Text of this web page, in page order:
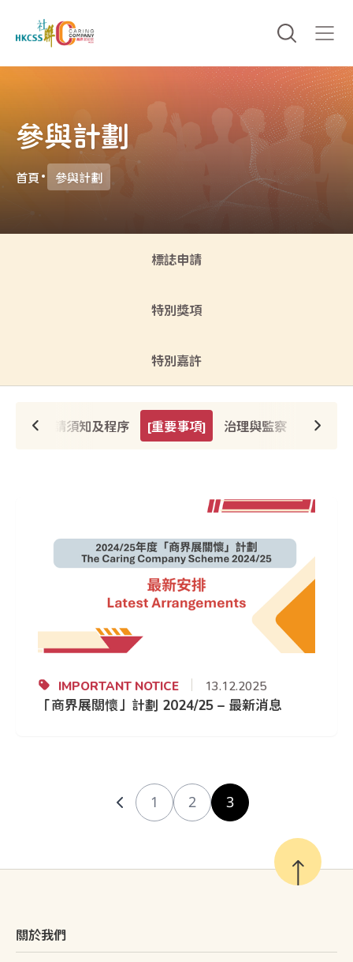
參與計劃
首頁 參與計劃
標誌申請
特別獎項
特別嘉許
申請須知及程序 [重要事項] 治理與監察 實用
IMPORTANT NOTICE 13.12.2025
「商界展關懷」計劃 2024/25 – 最新消息
1 2 3
關於我們